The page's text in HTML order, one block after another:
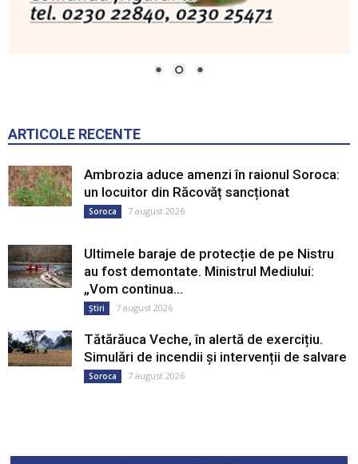
ARTICOLE RECENTE
Ambrozia aduce amenzi în raionul Soroca:
un locuitor din Răcovăț sancționat
Soroca 7 august 2026
Ultimele baraje de protecție de pe Nistru
au fost demontate. Ministrul Mediului:
„Vom continua...
Știri 7 august 2026
Tătărăuca Veche, în alertă de exercițiu.
Simulări de incendii și intervenții de salvare
Soroca 7 august 2026